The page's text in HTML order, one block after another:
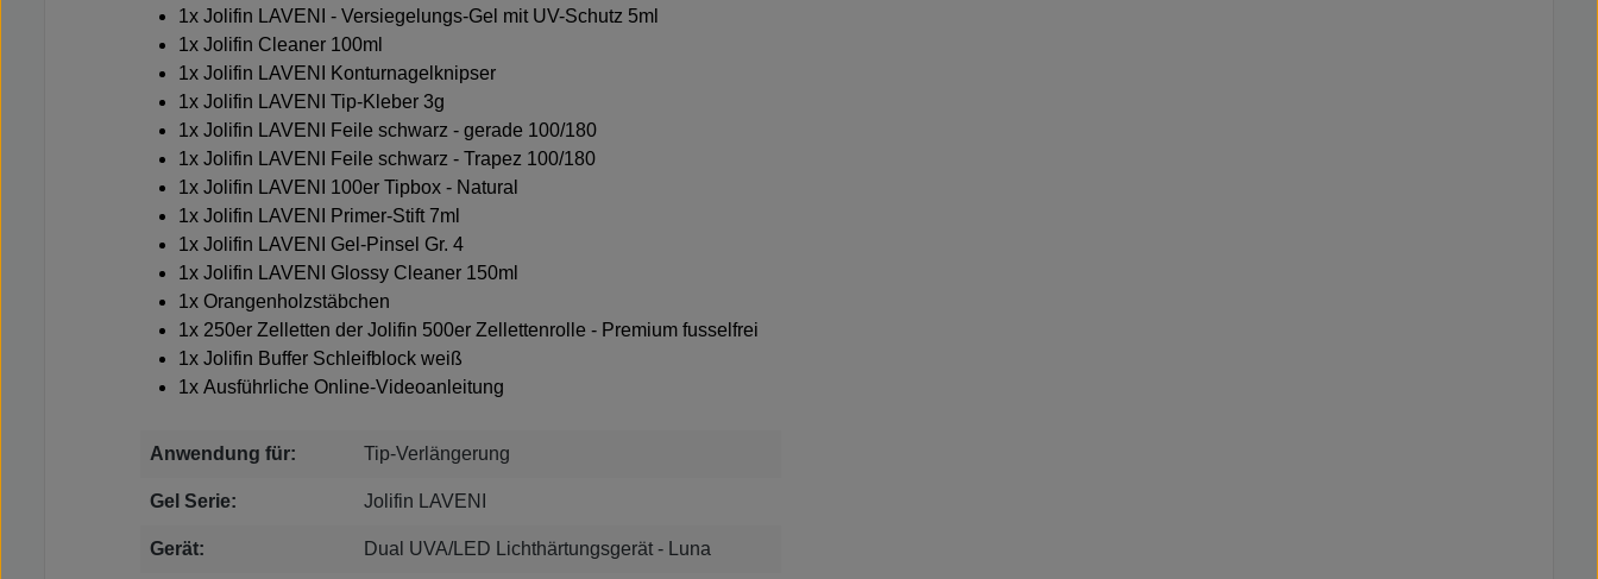
1x Jolifin LAVENI - Versiegelungs-Gel mit UV-Schutz 5ml
1x Jolifin Cleaner 100ml
1x Jolifin LAVENI Konturnagelknipser
1x Jolifin LAVENI Tip-Kleber 3g
1x Jolifin LAVENI Feile schwarz - gerade 100/180
1x Jolifin LAVENI Feile schwarz - Trapez 100/180
1x Jolifin LAVENI 100er Tipbox - Natural
1x Jolifin LAVENI Primer-Stift 7ml
1x Jolifin LAVENI Gel-Pinsel Gr. 4
1x Jolifin LAVENI Glossy Cleaner 150ml
1x Orangenholzstäbchen
1x 250er Zelletten der Jolifin 500er Zellettenrolle - Premium fusselfrei
1x Jolifin Buffer Schleifblock weiß
1x Ausführliche Online-Videoanleitung
Anwendung für: Tip-Verlängerung
Gel Serie: Jolifin LAVENI
Gerät: Dual UVA/LED Lichthärtungsgerät - Luna